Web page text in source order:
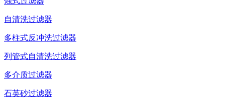
自清洗过滤器
多柱式反冲洗过滤器
列管式自清洗过滤器
多介质过滤器
石英砂过滤器